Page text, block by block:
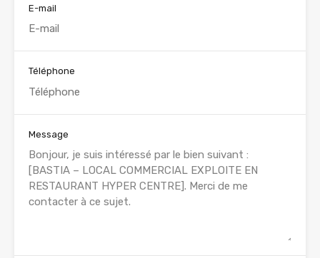
E-mail
Téléphone
Message